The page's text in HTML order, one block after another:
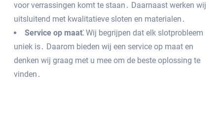
voor verrassingen komt te staan․ Daarnaast werken wij
uitsluitend met kwalitatieve sloten en materialen․
Service op maat⁚ Wij begrijpen dat elk slotprobleem
uniek is․ Daarom bieden wij een service op maat en
denken wij graag met u mee om de beste oplossing te
vinden․